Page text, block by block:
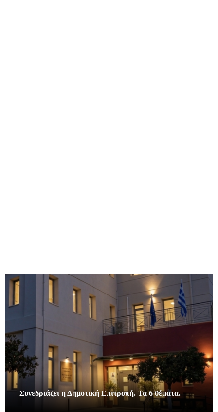
Συνεδριάζει η Δημοτική Επιτροπή. Τα 6 θέματα.